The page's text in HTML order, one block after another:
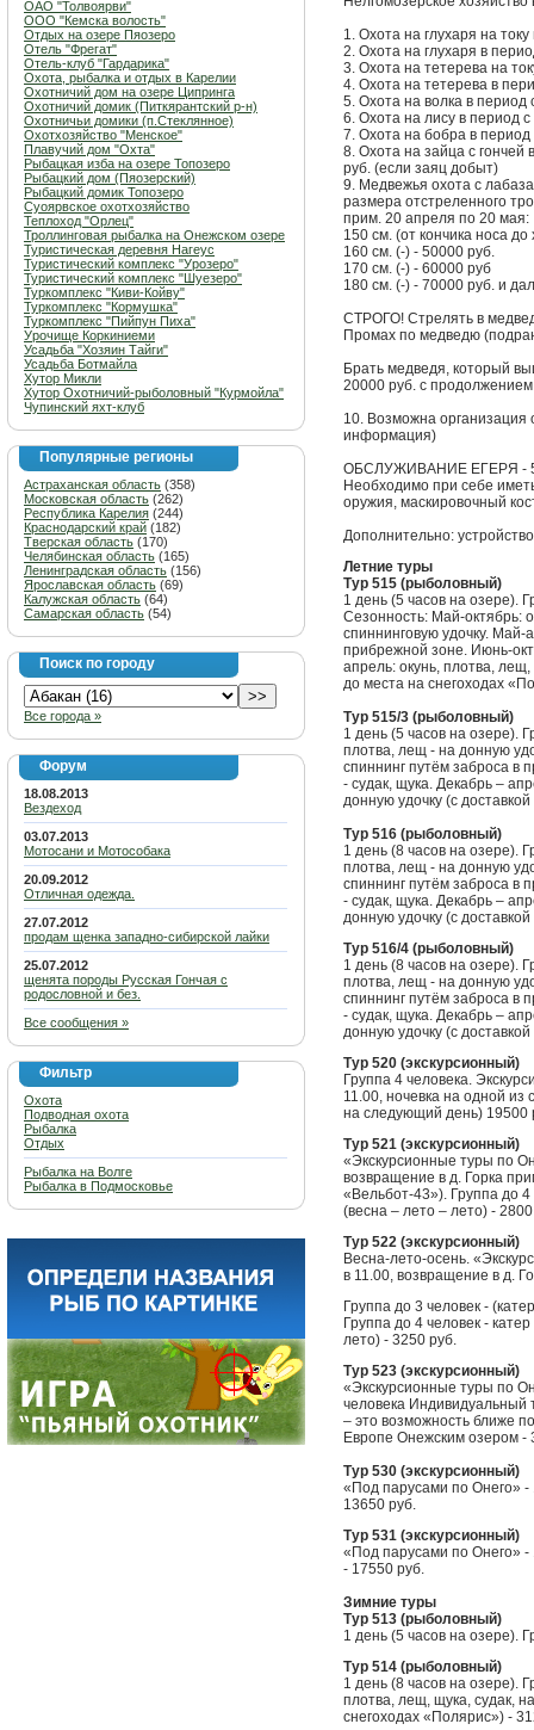
ОАО "Толвоярви"
ООО "Кемска волость"
Отдых на озере Пяозеро
Отель "Фрегат"
Отель-клуб "Гардарика"
Охота, рыбалка и отдых в Карелии
Охотничий дом на озере Ципринга
Охотничий домик (Питкярантский р-н)
Охотничьи домики (п.Стеклянное)
Охотхозяйство "Менское"
Плавучий дом "Охта"
Рыбацкая изба на озере Топозеро
Рыбацкий дом (Пяозерский)
Рыбацкий домик Топозеро
Суоярвское охотхозяйство
Теплоход "Орлец"
Троллинговая рыбалка на Онежском озере
Туристическая деревня Нагеус
Туристический комплекс "Урозеро"
Туристический комплекс "Шуезеро"
Туркомплекс "Киви-Койву"
Туркомплекс "Кормушка"
Туркомплекс "Пийпун Пиха"
Урочище Коркиниеми
Усадьба "Хозяин Тайги"
Усадьба Ботмайла
Хутор Микли
Хутор Охотничий-рыболовный "Курмойла"
Чупинский яхт-клуб
Популярные регионы
Астраханская область (358)
Московская область (262)
Республика Карелия (244)
Краснодарский край (182)
Тверская область (170)
Челябинская область (165)
Ленинградская область (156)
Ярославская область (69)
Калужская область (64)
Самарская область (54)
Поиск по городу
Все города »
Форум
18.08.2013
Вездеход
03.07.2013
Мотосани и Мотособака
20.09.2012
Отличная одежда.
27.07.2012
продам щенка западно-сибирской лайки
25.07.2012
щенята породы Русская Гончая с
родословной и без.
Все сообщения »
Фильтр
Охота
Подводная охота
Рыбалка
Отдых
Рыбалка на Волге
Рыбалка в Подмосковье
1. Охота на глухаря на
2. Охота на глухаря в
3. Охота на тетерева на
4. Охота на тетерева в
5. Охота на волка в период
6. Охота на лису в период
7. Охота на бобра в
8. Охота на зайца с гончей
руб. (если заяц добыт)
9. Медвежья охота с
размера отстреленного
прим. 20 апреля по 20 мая:
150 см. (от кончика носа до
160 см. (-) - 50000 руб.
170 см. (-) - 60000 руб
180 см. (-) - 70000 руб. и
СТРОГО! Стрелять в
Промах по медведю
Брать медведя, который
20000 руб. с
10. Возможна организация
информация)
ОБСЛУЖИВАНИЕ ЕГЕРЯ -
Необходимо при себе
оружия, маскировочный
Дополнительно:
Летние туры
Тур 515 (рыболовный)
1 день (5 часов на озере).
Сезонность: Май-октябрь:
спиннинговую удочку. Май-
прибрежной зоне. Июнь-
апрель: окунь, плотва,
до места на снегоходах
Тур 515/3 (рыболовный)
1 день (5 часов на озере).
плотва, лещ - на донную
спиннинг путём заброса в
- судак, щука. Декабрь –
донную удочку (с
Тур 516 (рыболовный)
1 день (8 часов на озере).
плотва, лещ - на донную
спиннинг путём заброса в
- судак, щука. Декабрь –
донную удочку (с
Тур 516/4 (рыболовный)
1 день (8 часов на озере).
плотва, лещ - на донную
спиннинг путём заброса в
- судак, щука. Декабрь –
донную удочку (с
Тур 520 (экскурсионный)
Группа 4 человека.
11.00, ночевка на одной из
на следующий день) 19500
Тур 521 (экскурсионный)
«Экскурсионные туры по
возвращение в д. Горка
«Вельбот-43»). Группа до
(весна – лето – лето) -
Тур 522 (экскурсионный)
Весна-лето-осень.
в 11.00, возвращение в д.
Группа до 3 человек -
Группа до 4 человек -
лето) - 3250 руб.
Тур 523 (экскурсионный)
«Экскурсионные туры по
человека Индивидуальный
– это возможность ближе
Европе Онежским озером -
Тур 530 (экскурсионный)
«Под парусами по Онего» -
13650 руб.
Тур 531 (экскурсионный)
«Под парусами по Онего» -
- 17550 руб.
Зимние туры
Тур 513 (рыболовный)
1 день (5 часов на озере).
Тур 514 (рыболовный)
1 день (8 часов на озере).
плотва, лещ, щука, судак,
снегоходах «Полярис») -